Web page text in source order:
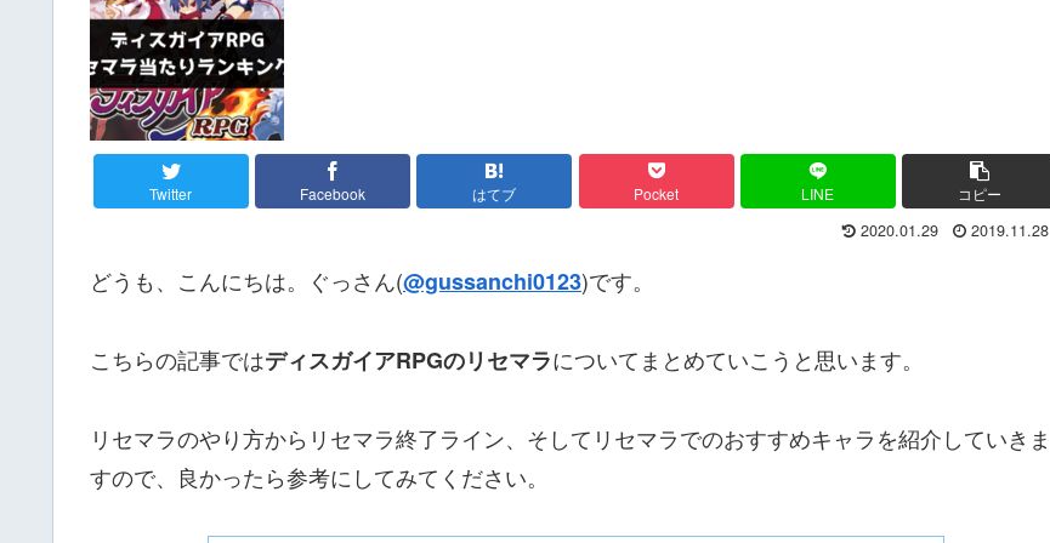
Twitter Facebook はてブ Pocket LINE コピー
2020.01.29 2019.11.28
どうも、こんにちは。ぐっさん(@gussanchi0123)です。
こちらの記事ではディスガイアRPGのリセマラについてまとめていこうと思います。
リセマラのやり方からリセマラ終了ライン、そしてリセマラでのおすすめキャラを紹介していきま
すので、良かったら参考にしてみてください。